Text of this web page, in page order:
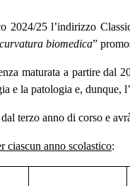
2024/25 l’indirizzo
biomedica”
maturata a partire dal
e la patologia e, dunque,
terzo anno di corso e
ciascun anno scolastico: